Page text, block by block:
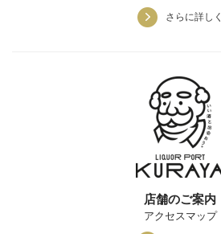
さらに詳しく
店舗のご案内
アクセスマップ